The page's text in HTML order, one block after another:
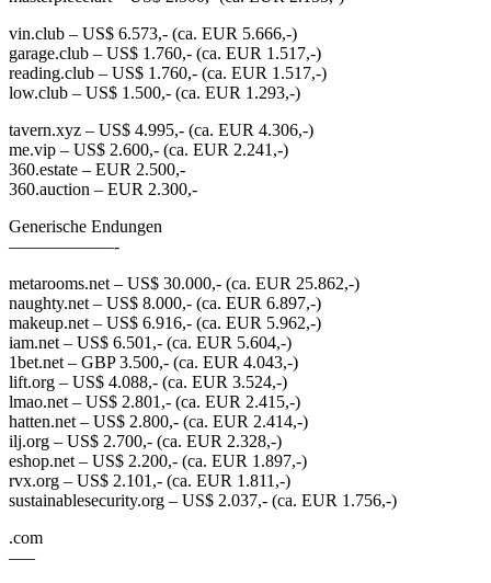
vin.club – US$ 6.573,- (ca. EUR 5.666,-)
garage.club – US$ 1.760,- (ca. EUR 1.517,-)
reading.club – US$ 1.760,- (ca. EUR 1.517,-)
low.club – US$ 1.500,- (ca. EUR 1.293,-)
tavern.xyz – US$ 4.995,- (ca. EUR 4.306,-)
me.vip – US$ 2.600,- (ca. EUR 2.241,-)
360.estate – EUR 2.500,-
360.auction – EUR 2.300,-
Generische Endungen
——————-
metarooms.net – US$ 30.000,- (ca. EUR 25.862,-)
naughty.net – US$ 8.000,- (ca. EUR 6.897,-)
makeup.net – US$ 6.916,- (ca. EUR 5.962,-)
iam.net – US$ 6.501,- (ca. EUR 5.604,-)
1bet.net – GBP 3.500,- (ca. EUR 4.043,-)
lift.org – US$ 4.088,- (ca. EUR 3.524,-)
lmao.net – US$ 2.801,- (ca. EUR 2.415,-)
hatten.net – US$ 2.800,- (ca. EUR 2.414,-)
ilj.org – US$ 2.700,- (ca. EUR 2.328,-)
eshop.net – US$ 2.200,- (ca. EUR 1.897,-)
rvx.org – US$ 2.101,- (ca. EUR 1.811,-)
sustainablesecurity.org – US$ 2.037,- (ca. EUR 1.756,-)
.com
—–